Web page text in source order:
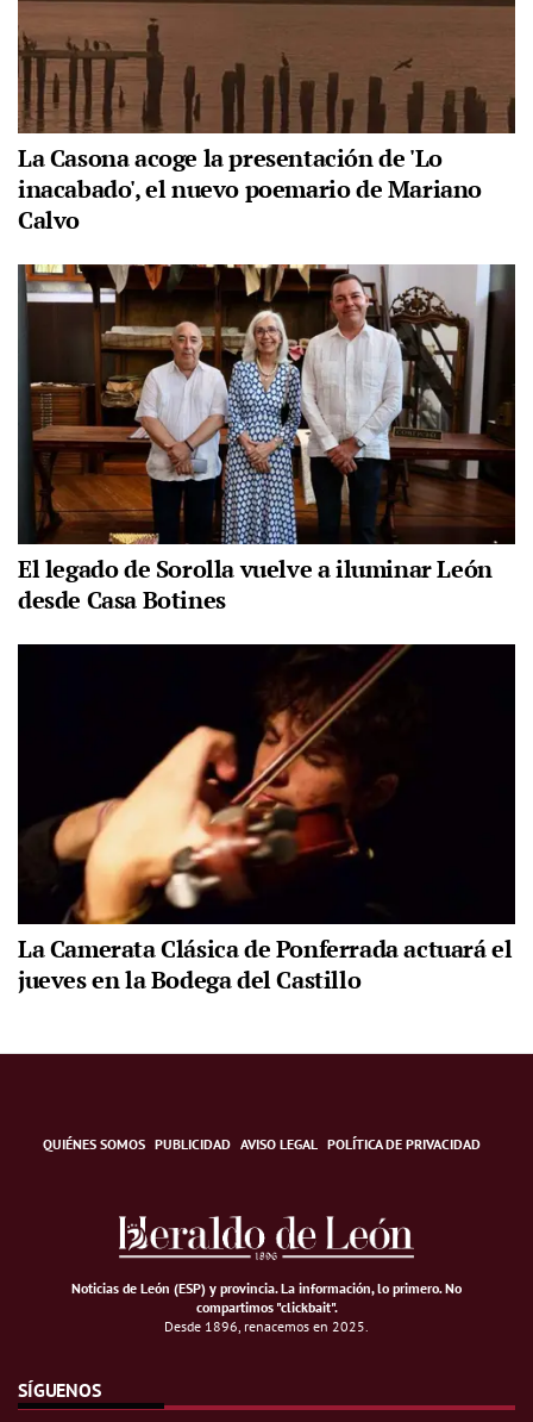
La Casona acoge la presentación de 'Lo
inacabado', el nuevo poemario de Mariano
Calvo
El legado de Sorolla vuelve a iluminar León
desde Casa Botines
La Camerata Clásica de Ponferrada actuará el
jueves en la Bodega del Castillo
QUIÉNES SOMOS PUBLICIDAD AVISO LEGAL POLÍTICA DE PRIVACIDAD
Noticias de León (ESP) y provincia. La información, lo primero.No
compartimos "clickbait".
Desde 1896, renacemos en 2025.
SÍGUENOS